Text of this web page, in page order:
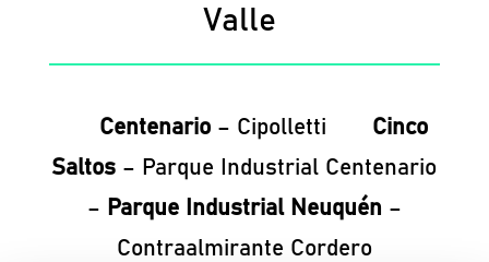
Valle
Centenario – Cipolletti
Cinco
Saltos – Parque Industrial Centenario
– Parque Industrial Neuquén –
Contraalmirante Cordero